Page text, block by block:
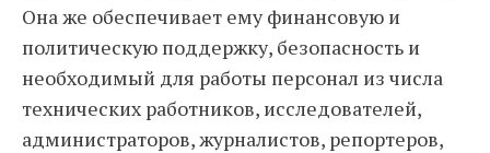
Она же обеспечивает ему финансовую и
политическую поддержку, безопасность и
необходимый для работы персонал из числа
технических работников, исследователей,
администраторов, журналистов, репортеров,